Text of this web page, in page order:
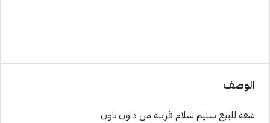
الوصف
شقة للبيع سليم سلام قريبة من داون تاون